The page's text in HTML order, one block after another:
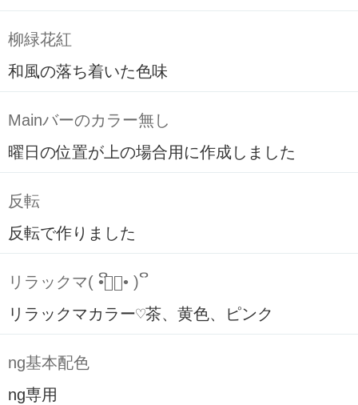
柳緑花紅
和風の落ち着いた色味
Mainバーのカラー無し
曜日の位置が上の場合用に作成しました
反転
反転で作りました
リラックマ( ິ•ᆺ⃘• )ິ
リラックマカラー♡茶、黄色、ピンク
ng基本配色
ng専用